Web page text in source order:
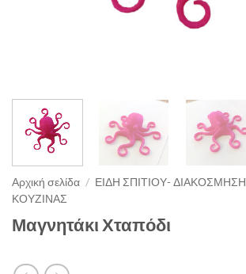
Αρχική σελίδα / ΕΙΔΗ ΣΠΙΤΙΟΥ- ΔΙΑΚΟΣΜΗΣΗ
ΚΟΥΖΙΝΑΣ
Μαγνητάκι Χταπόδι